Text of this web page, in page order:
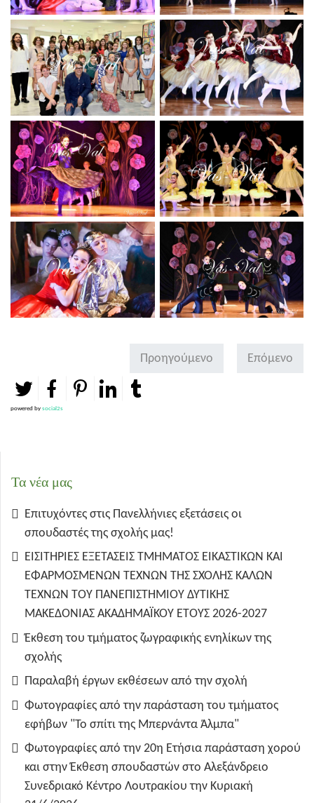
Προηγούμενο Επόμενο
powered by social2s
Τα νέα μας
Επιτυχόντες στις Πανελλήνιες εξετάσεις οι
σπουδαστές της σχολής μας!
ΕΙΣΙΤΗΡΙΕΣ ΕΞΕΤΑΣΕΙΣ ΤΜΗΜΑΤΟΣ ΕΙΚΑΣΤΙΚΩΝ ΚΑΙ
ΕΦΑΡΜΟΣΜΕΝΩΝ ΤΕΧΝΩΝ ΤΗΣ ΣΧΟΛΗΣ ΚΑΛΩΝ
ΤΕΧΝΩΝ ΤΟΥ ΠΑΝΕΠΙΣΤΗΜΙΟΥ ΔΥΤΙΚΗΣ
ΜΑΚΕΔΟΝΙΑΣ ΑΚΑΔΗΜΑΪΚΟΥ ΕΤΟΥΣ 2026-2027
Έκθεση του τμήματος ζωγραφικής ενηλίκων της
σχολής
Παραλαβή έργων εκθέσεων από την σχολή
Φωτογραφίες από την παράσταση του τμήματος
εφήβων "Το σπίτι της Μπερνάντα Άλμπα"
Φωτογραφίες από την 20η Ετήσια παράσταση χορού
και στην Έκθεση σπουδαστών στο Αλεξάνδρειο
Συνεδριακό Κέντρο Λουτρακίου την Κυριακή